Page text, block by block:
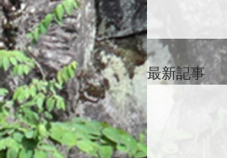
最新記事